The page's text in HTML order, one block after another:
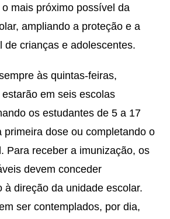
mais próximo possível da
ampliando a proteção e a
de crianças e adolescentes.
às quintas-feiras,
em seis escolas
os estudantes de 5 a 17
primeira dose ou completando o
Para receber a imunização, os
devem conceder
à direção da unidade escolar.
ser contemplados, por dia,